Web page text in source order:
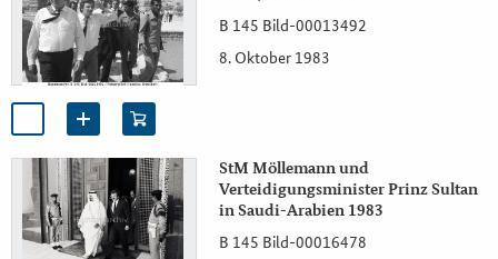
B 145 Bild-00013492
8. Oktober 1983
StM Möllemann und
Verteidigungsminister Prinz Sultan
in Saudi-Arabien 1983
B 145 Bild-00016478